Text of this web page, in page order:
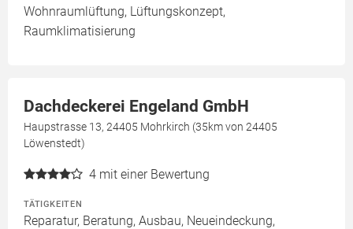
Wohnraumlüftung, Lüftungskonzept,
Raumklimatisierung
Dachdeckerei Engeland GmbH
Haupstrasse 13, 24405 Mohrkirch (35km von 24405
Löwenstedt)
4 mit einer Bewertung
TÄTIGKEITEN
Reparatur, Beratung, Ausbau, Neueindeckung,